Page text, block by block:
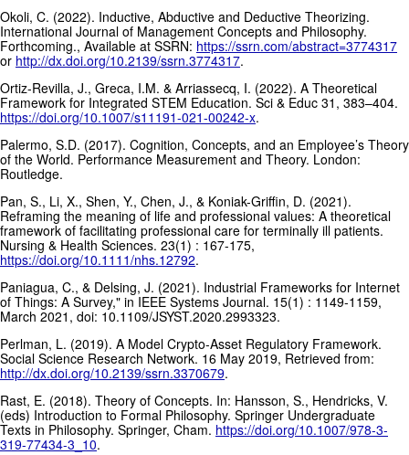
Okoli, C. (2022). Inductive, Abductive and Deductive Theorizing.
International Journal of Management Concepts and Philosophy.
Forthcoming., Available at SSRN: https://ssrn.com/abstract=3774317
or http://dx.doi.org/10.2139/ssrn.3774317.
Ortiz-Revilla, J., Greca, I.M. & Arriassecq, I. (2022). A Theoretical
Framework for Integrated STEM Education. Sci & Educ 31, 383–404.
https://doi.org/10.1007/s11191-021-00242-x.
Palermo, S.D. (2017). Cognition, Concepts, and an Employee’s Theory
of the World. Performance Measurement and Theory. London:
Routledge.
Pan, S., Li, X., Shen, Y., Chen, J., & Koniak-Griffin, D. (2021).
Reframing the meaning of life and professional values: A theoretical
framework of facilitating professional care for terminally ill patients.
Nursing & Health Sciences. 23(1) : 167-175,
https://doi.org/10.1111/nhs.12792.
Paniagua, C., & Delsing, J. (2021). Industrial Frameworks for Internet
of Things: A Survey," in IEEE Systems Journal. 15(1) : 1149-1159,
March 2021, doi: 10.1109/JSYST.2020.2993323.
Perlman, L. (2019). A Model Crypto-Asset Regulatory Framework.
Social Science Research Network. 16 May 2019, Retrieved from:
http://dx.doi.org/10.2139/ssrn.3370679.
Rast, E. (2018). Theory of Concepts. In: Hansson, S., Hendricks, V.
(eds) Introduction to Formal Philosophy. Springer Undergraduate
Texts in Philosophy. Springer, Cham. https://doi.org/10.1007/978-3-
319-77434-3_10.